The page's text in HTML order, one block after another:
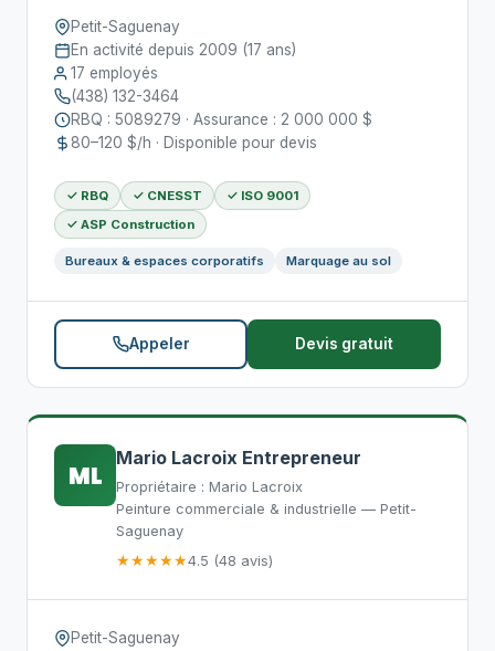
Petit-Saguenay
En activité depuis 2009 (17 ans)
17 employés
(438) 132-3464
RBQ : 5089279 · Assurance : 2 000 000 $
80–120 $/h · Disponible pour devis
✓ RBQ ✓ CNESST
✓ ISO 9001
✓ ASP Construction
Bureaux & espaces corporatifs Marquage au sol
Appeler Devis gratuit
ML
Mario Lacroix Entrepreneur
Propriétaire : Mario Lacroix
Peinture commerciale & industrielle — Petit-
Saguenay
★★★★★4.5 (48 avis)
Petit-Saguenay